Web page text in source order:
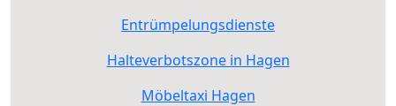
Entrümpelungsdienste
Halteverbotszone in Hagen
Möbeltaxi Hagen